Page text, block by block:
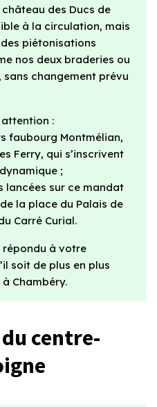
château des Ducs de
à la circulation, mais
piétonisations
nos deux braderies ou
changement prévu
:
faubourg Montmélian,
Ferry, qui s’inscrivent
;
lancées sur ce mandat
la place du Palais de
Carré Curial.
répondu à votre
soit de plus en plus
Chambéry.
centre-